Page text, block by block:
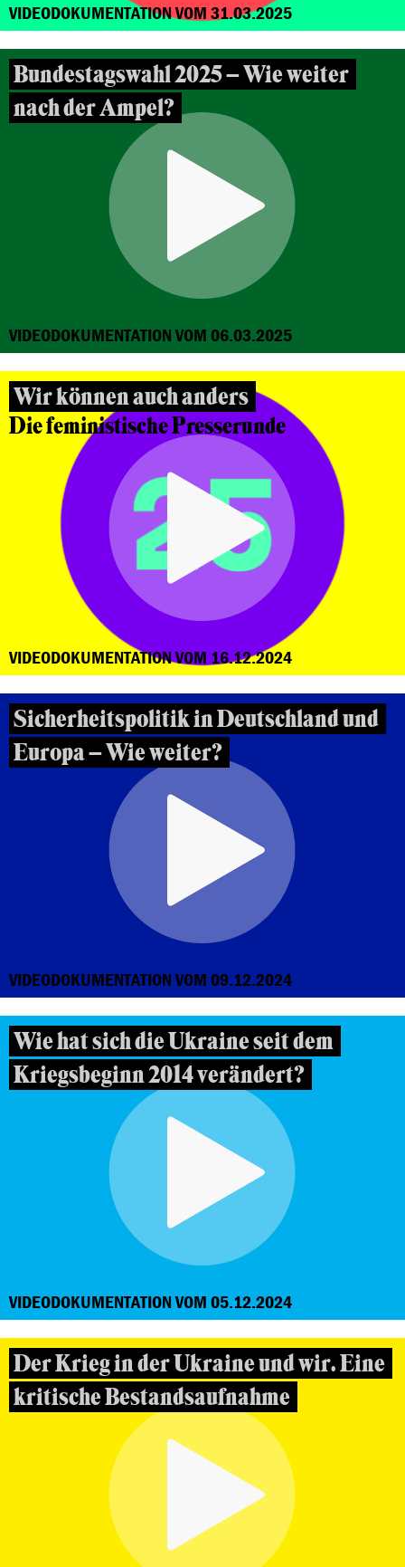
VIDEODOKUMENTATION VOM 31.03.2025
Bundestagswahl 2025 – Wie weiter
nach der Ampel?
VIDEODOKUMENTATION VOM 06.03.2025
Wir können auch anders
Die feministische Presserunde
VIDEODOKUMENTATION VOM 16.12.2024
Sicherheitspolitik in Deutschland und
Europa – Wie weiter?
VIDEODOKUMENTATION VOM 09.12.2024
Wie hat sich die Ukraine seit dem
Kriegsbeginn 2014 verändert?
VIDEODOKUMENTATION VOM 05.12.2024
Der Krieg in der Ukraine und wir. Eine
kritische Bestandsaufnahme